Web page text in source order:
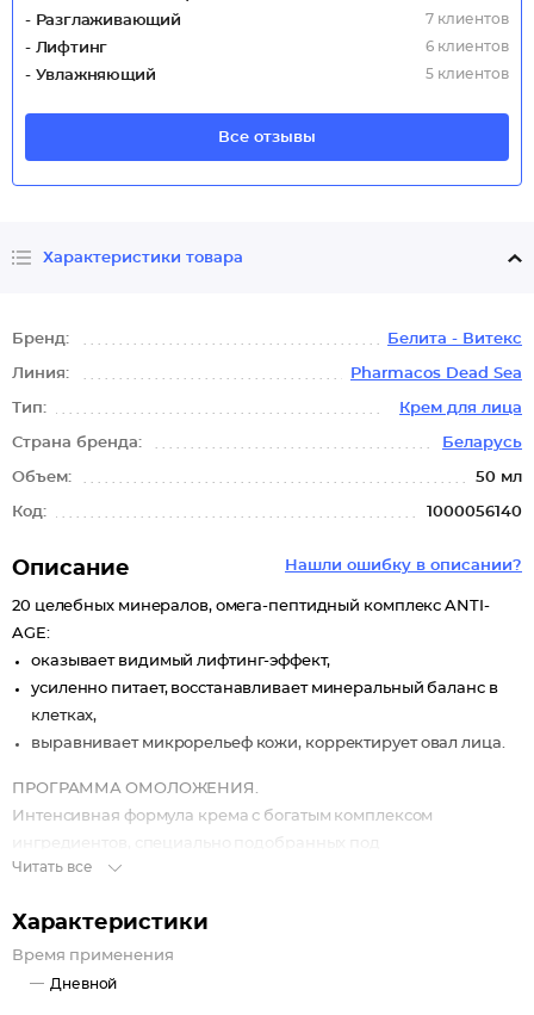
- Разглаживающий 7 клиентов
- Лифтинг 6 клиентов
- Увлажняющий 5 клиентов
Все отзывы
Характеристики товара
Бренд: Белита - Витекс
Линия: Pharmacos Dead Sea
Тип: Крем для лица
Страна бренда: Беларусь
Объем: 50 мл
Код: 1000056140
Нашли ошибку в описании?
Описание
20 целебных минералов, омега-пептидный комплекс ANTI-
AGE:
оказывает видимый лифтинг-эффект,
усиленно питает, восстанавливает минеральный баланс в
клетках,
выравнивает микрорельеф кожи, корректирует овал лица.
ПРОГРАММА ОМОЛОЖЕНИЯ.
Интенсивная формула крема с богатым комплексом
ингредиентов, специально подобранных под
физиологические потребности зрелой кожи, обеспечивает
внешнего старения кожи, значительно улучшает качество и
внешний вид кожи.
Целебный эликсир из 20 минералов Мертвого моря активно
Читать все
Характеристики
Время применения
Дневной